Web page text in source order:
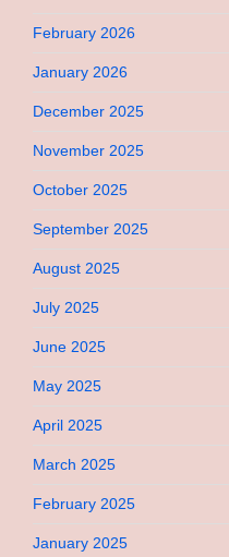
February 2026
January 2026
December 2025
November 2025
October 2025
September 2025
August 2025
July 2025
June 2025
May 2025
April 2025
March 2025
February 2025
January 2025